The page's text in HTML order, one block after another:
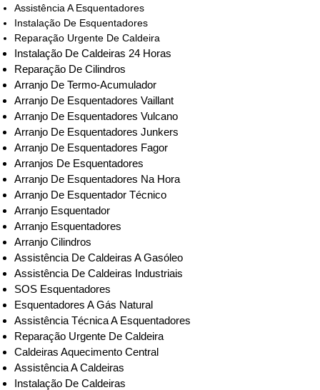
Assistência A Esquentadores
Instalação De Esquentadores
Reparação Urgente De Caldeira
Instalação De Caldeiras 24 Horas
Reparação De Cilindros
Arranjo De Termo-Acumulador
Arranjo De Esquentadores Vaillant
Arranjo De Esquentadores Vulcano
Arranjo De Esquentadores Junkers
Arranjo De Esquentadores Fagor
Arranjos De Esquentadores
Arranjo De Esquentadores Na Hora
Arranjo De Esquentador Técnico
Arranjo Esquentador
Arranjo Esquentadores
Arranjo Cilindros
Assistência De Caldeiras A Gasóleo
Assistência De Caldeiras Industriais
SOS Esquentadores
Esquentadores A Gás Natural
Assistência Técnica A Esquentadores
Reparação Urgente De Caldeira
Caldeiras Aquecimento Central
Assistência A Caldeiras
Instalação De Caldeiras